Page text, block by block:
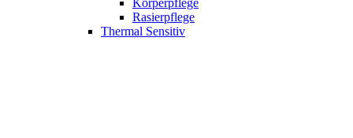
Rasierpflege
Thermal Sensitiv